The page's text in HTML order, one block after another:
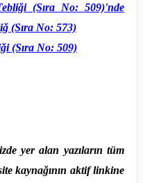
(Sıra No: 509)'nde
(Sıra No: 573)
(Sıra No: 509)
yer alan yazıların tüm
kaynağının aktif linkine